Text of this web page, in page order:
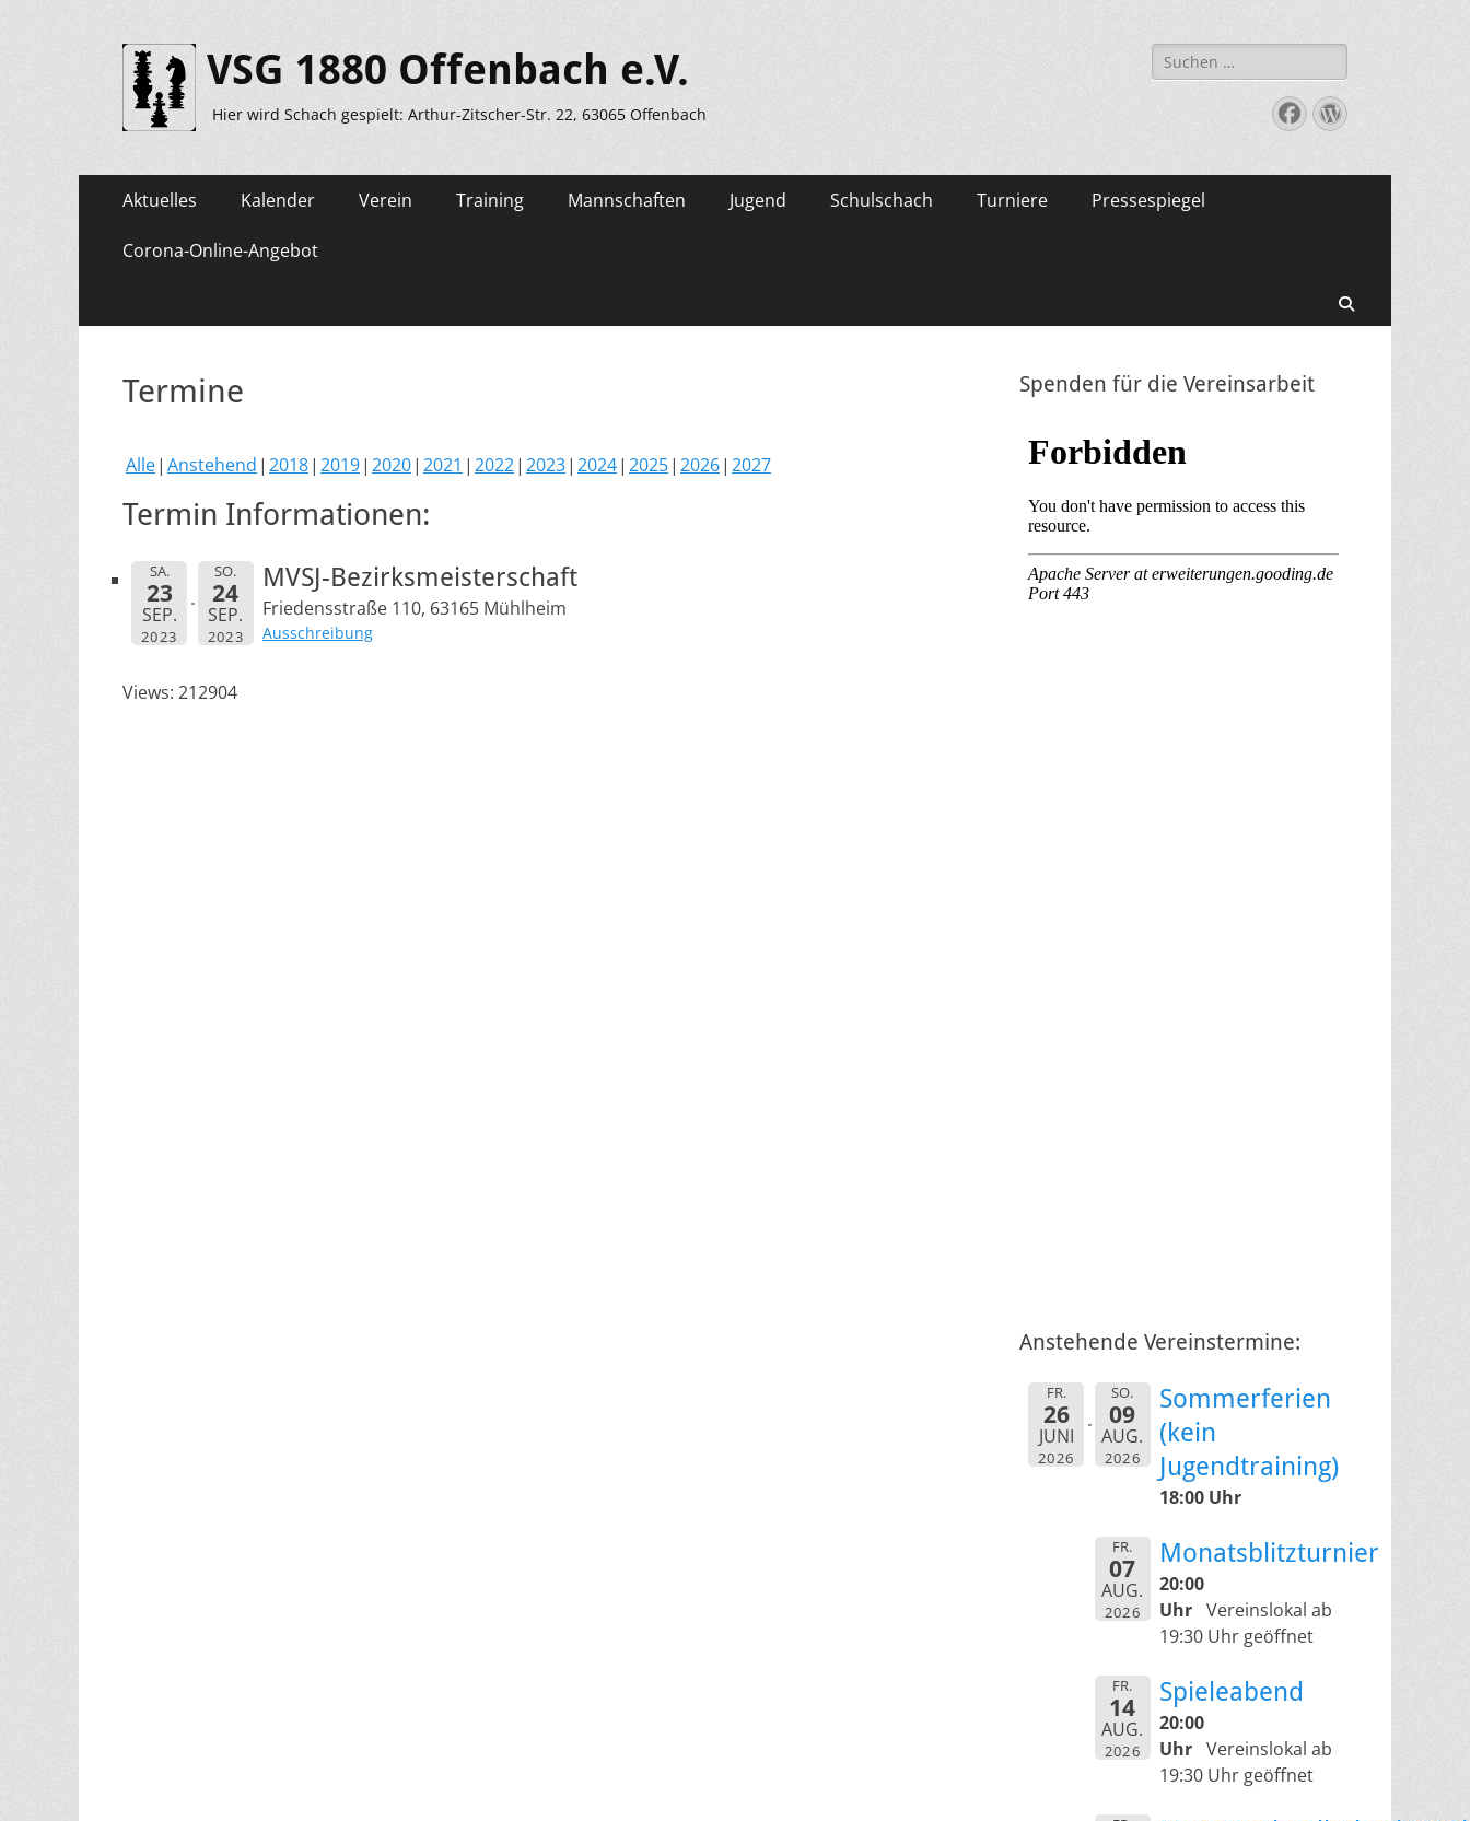
VSG 1880 Offenbach e.V.
Hier wird Schach gespielt: Arthur-Zitscher-Str. 22, 63065 Offenbach
Suche
nach:
Facebook
WordPress
Primäres
Zum
Inhalt
springen
Aktuelles Kalender Verein Training Mannschaften Jugend Schulschach Turniere Pressespiegel
Corona-Online-Angebot
Termine
Alle Anstehend 2018 2019 2020 2021 2022 2023 2024 2025 2026 2027
Termin Informationen:
SA.
23
SEP.
2023
SO.
24
SEP.
2023
MVSJ-Bezirksmeisterschaft
Friedensstraße 110, 63165 Mühlheim
Ausschreibung
Views: 212904
Spenden für die Vereinsarbeit
Anstehende Vereinstermine:
FR.
26
JUNI
2026
SO.
09
AUG.
2026
Sommerferien
(kein
Jugendtraining)
18:00 Uhr
FR.
07
AUG.
2026
Monatsblitzturnier
20:00
Uhr Vereinslokal ab
19:30 Uhr geöffnet
FR.
14
AUG.
2026
Spieleabend
20:00
Uhr Vereinslokal ab
19:30 Uhr geöffnet